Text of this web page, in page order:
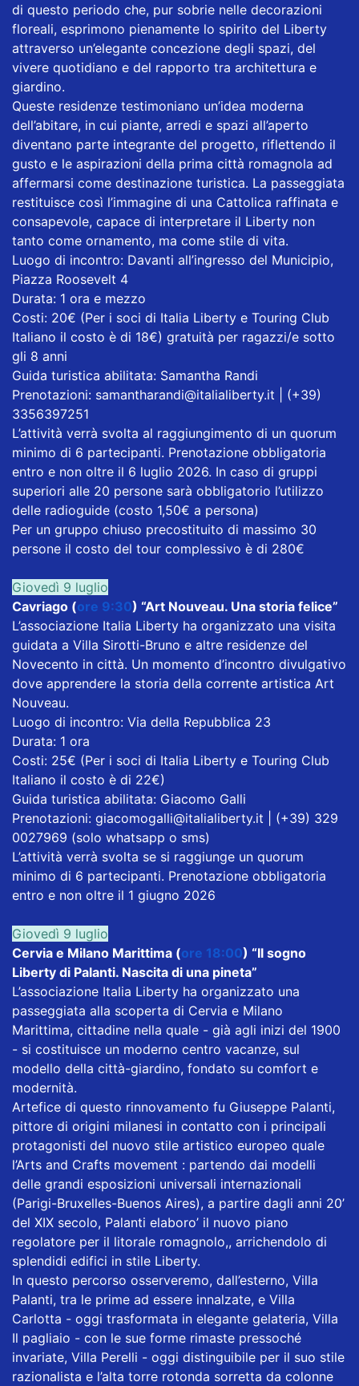
di questo periodo che, pur sobrie nelle decorazioni
floreali, esprimono pienamente lo spirito del Liberty
attraverso un’elegante concezione degli spazi, del
vivere quotidiano e del rapporto tra architettura e
giardino.
Queste residenze testimoniano un’idea moderna
dell’abitare, in cui piante, arredi e spazi all’aperto
diventano parte integrante del progetto, riflettendo il
gusto e le aspirazioni della prima città romagnola ad
affermarsi come destinazione turistica. La passeggiata
restituisce così l’immagine di una Cattolica raffinata e
consapevole, capace di interpretare il Liberty non
tanto come ornamento, ma come stile di vita.
Luogo di incontro: Davanti all’ingresso del Municipio,
Piazza Roosevelt 4
Durata: 1 ora e mezzo
Costi: 20€ (Per i soci di Italia Liberty e Touring Club
Italiano il costo è di 18€) gratuità per ragazzi/e sotto
gli 8 anni
Guida turistica abilitata: Samantha Randi
Prenotazioni: samantharandi@italialiberty.it | (+39)
3356397251
L’attività verrà svolta al raggiungimento di un quorum
minimo di 6 partecipanti. Prenotazione obbligatoria
entro e non oltre il 6 luglio 2026. In caso di gruppi
superiori alle 20 persone sarà obbligatorio l’utilizzo
delle radioguide (costo 1,50€ a persona)
Per un gruppo chiuso precostituito di massimo 30
persone il costo del tour complessivo è di 280€
Giovedì 9 luglio
Cavriago (ore 9:30) “Art Nouveau. Una storia felice”
L’associazione Italia Liberty ha organizzato una visita
guidata a Villa Sirotti-Bruno e altre residenze del
Novecento in città. Un momento d’incontro divulgativo
dove apprendere la storia della corrente artistica Art
Nouveau.
Luogo di incontro: Via della Repubblica 23
Durata: 1 ora
Costi: 25€ (Per i soci di Italia Liberty e Touring Club
Italiano il costo è di 22€)
Guida turistica abilitata: Giacomo Galli
Prenotazioni: giacomogalli@italialiberty.it | (+39) 329
0027969 (solo whatsapp o sms)
L’attività verrà svolta se si raggiunge un quorum
minimo di 6 partecipanti. Prenotazione obbligatoria
entro e non oltre il 1 giugno 2026
Giovedì 9 luglio
Cervia e Milano Marittima (ore 18:00) “Il sogno
Liberty di Palanti. Nascita di una pineta”
L’associazione Italia Liberty ha organizzato una
passeggiata alla scoperta di Cervia e Milano
Marittima, cittadine nella quale - già agli inizi del 1900
- si costituisce un moderno centro vacanze, sul
modello della città-giardino, fondato su comfort e
modernità.
Artefice di questo rinnovamento fu Giuseppe Palanti,
pittore di origini milanesi in contatto con i principali
protagonisti del nuovo stile artistico europeo quale
l’Arts and Crafts movement : partendo dai modelli
delle grandi esposizioni universali internazionali
(Parigi-Bruxelles-Buenos Aires), a partire dagli anni 20’
del XIX secolo, Palanti elaboro’ il nuovo piano
regolatore per il litorale romagnolo,, arrichendolo di
splendidi edifici in stile Liberty.
In questo percorso osserveremo, dall’esterno, Villa
Palanti, tra le prime ad essere innalzate, e Villa
Carlotta - oggi trasformata in elegante gelateria, Villa
Il pagliaio - con le sue forme rimaste pressoché
invariate, Villa Perelli - oggi distinguibile per il suo stile
razionalista e l’alta torre rotonda sorretta da colonne